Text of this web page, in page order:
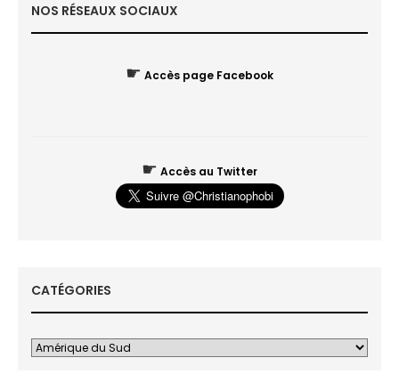
NOS RÉSEAUX SOCIAUX
☛ Accès page Facebook
☛ Accès au Twitter
CATÉGORIES